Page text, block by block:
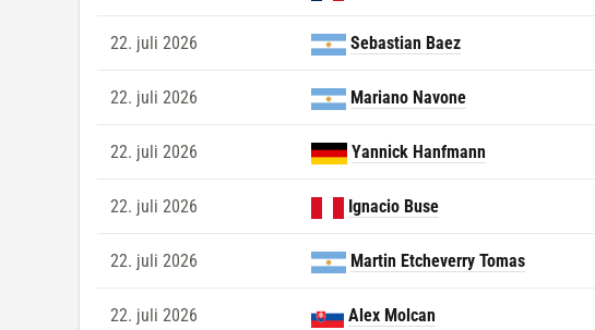
22. juli 2026 Sebastian Baez
22. juli 2026 Mariano Navone
22. juli 2026 Yannick Hanfmann
22. juli 2026 Ignacio Buse
22. juli 2026 Martin Etcheverry Tomas
22. juli 2026 Alex Molcan